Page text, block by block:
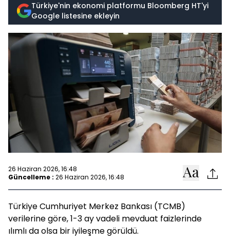
Türkiye'nin ekonomi platformu Bloomberg HT'yi
Google listesine ekleyin
26 Haziran 2026, 16:48
Güncelleme : 26 Haziran 2026, 16:48
Türkiye Cumhuriyet Merkez Bankası (TCMB)
verilerine göre, 1-3 ay vadeli mevduat faizlerinde
ılımlı da olsa bir iyileşme görüldü.